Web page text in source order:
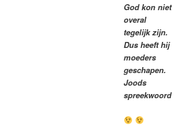
God kon niet
overal
tegelijk zijn.
Dus heeft hij
moeders
geschapen.
Joods
spreekwoord